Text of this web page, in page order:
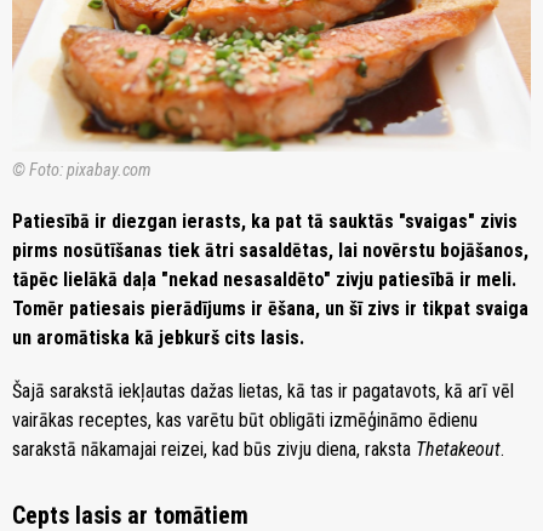
© Foto: pixabay.com
Patiesībā ir diezgan ierasts, ka pat tā sauktās "svaigas" zivis
pirms nosūtīšanas tiek ātri sasaldētas, lai novērstu bojāšanos,
tāpēc lielākā daļa "nekad nesasaldēto" zivju patiesībā ir meli.
Tomēr patiesais pierādījums ir ēšana, un šī zivs ir tikpat svaiga
un aromātiska kā jebkurš cits lasis.
Šajā sarakstā iekļautas dažas lietas, kā tas ir pagatavots, kā arī vēl
vairākas receptes, kas varētu būt obligāti izmēģināmo ēdienu
sarakstā nākamajai reizei, kad būs zivju diena, raksta Thetakeout.
Cepts lasis ar tomātiem